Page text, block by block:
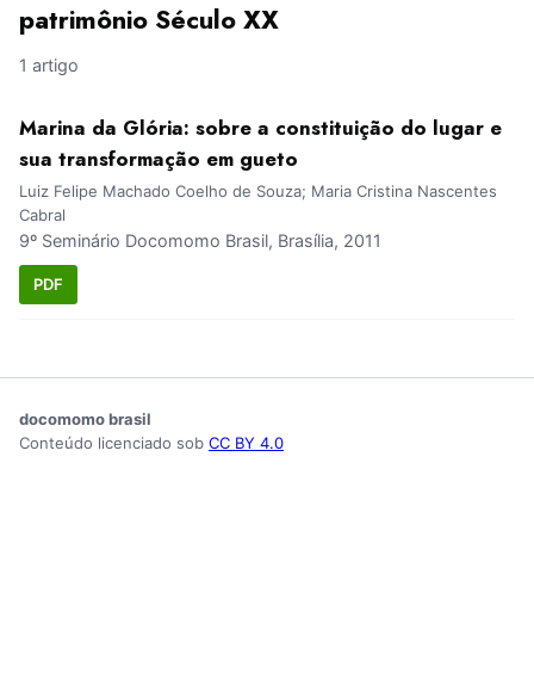
patrimônio Século XX
1 artigo
Marina da Glória: sobre a constituição do lugar e
sua transformação em gueto
Luiz Felipe Machado Coelho de Souza; Maria Cristina Nascentes
Cabral
9º Seminário Docomomo Brasil, Brasília, 2011
PDF
docomomo brasil
Conteúdo licenciado sob CC BY 4.0